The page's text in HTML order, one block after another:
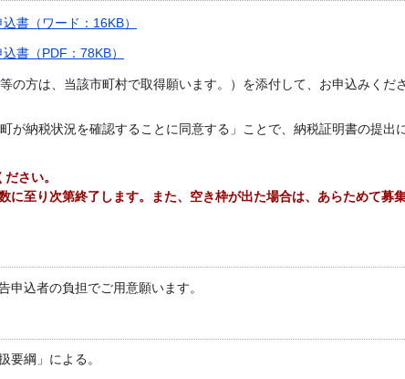
書（ワード：16KB）
書（PDF：78KB）
の方は、当該市町村で取得願います。）を添付して、お申込みくだ
が納税状況を確認することに同意する」ことで、納税証明書の提出
さい。
に至り次第終了します。また、空き枠が出た場合は、あらためて募
申込者の負担でご用意願います。
要綱」による。